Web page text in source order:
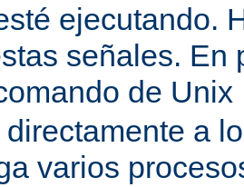
ejecutando.
señales. En
de Unix
a
varios